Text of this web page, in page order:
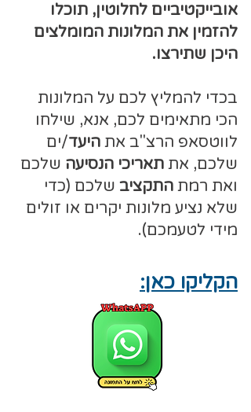
אובייקטיביים לחלוטין, תוכלו
להזמין את המלונות המומלצים
היכן שתירצו.
בכדי להמליץ לכם על המלונות
הכי מתאימים לכם, אנא, שילחו
לווטסאפ הרצ"ב את היעד/ים
שלכם, את תאריכי הנסיעה שלכם
ואת רמת התקציב שלכם (כדי
שלא נציע מלונות יקרים או זולים
מידי לטעמכם).
הקליקו כאן: